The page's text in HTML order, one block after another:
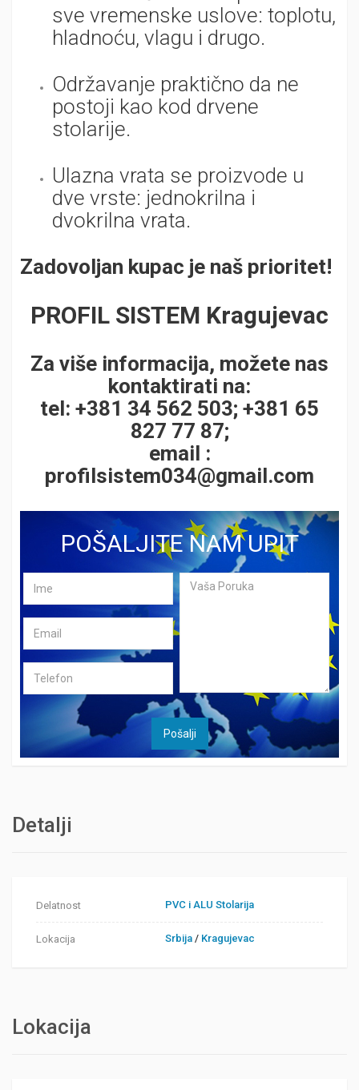
sve vremenske uslove: toplotu,
hladnoću, vlagu i drugo.
Održavanje praktično da ne
postoji kao kod drvene
stolarije.
Ulazna vrata se proizvode u
dve vrste: jednokrilna i
dvokrilna vrata.
Zadovoljan kupac je naš prioritet!
PROFIL SISTEM Kragujevac
Za više informacija, možete nas
kontaktirati na:
tel: +381 34 562 503; +381 65
827 77 87;
email :
profilsistem034@gmail.com
POŠALJITE NAM UPIT
Detalji
Delatnost PVC i ALU Stolarija
Lokacija Srbija / Kragujevac
Lokacija